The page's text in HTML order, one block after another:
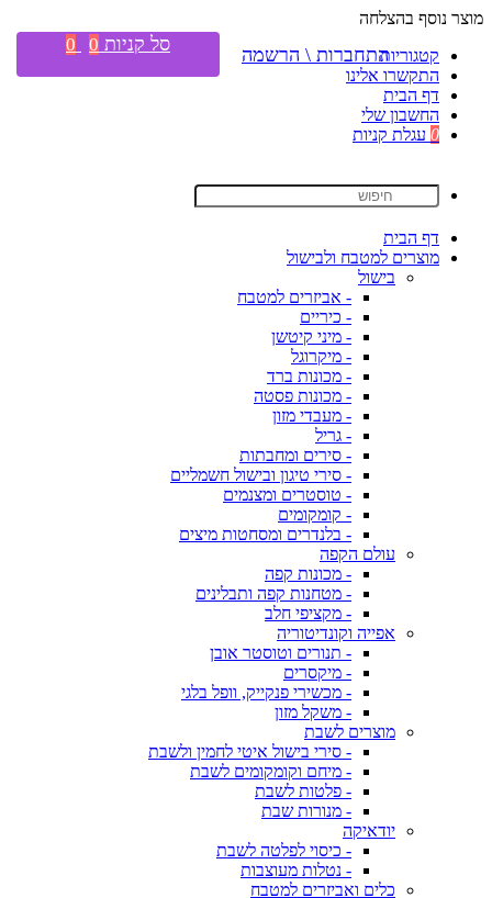
מוצר נוסף בהצלחה
קטגוריות
התקשרו אלינו
דף הבית
החשבון שלי
0 עגלת קניות
דף הבית
מוצרים למטבח ולבישול
בישול
- אביזרים למטבח
- כיריים
- מיני קיטשן
- מיקרוגל
- מכונות ברד
- מכונות פסטה
- מעבדי מזון
- גריל
- סירים ומחבתות
- סירי טיגון ובישול חשמליים
- טוסטרים ומצנמים
- קומקומים
- בלנדרים ומסחטות מיצים
עולם הקפה
- מכונות קפה
- מטחנות קפה ותבלינים
- מקציפי חלב
אפייה וקונדיטוריה
- תנורים וטוסטר אובן
- מיקסרים
- מכשירי פנקייק, וופל בלגי
- משקל מזון
מוצרים לשבת
- סירי בישול איטי לחמין ולשבת
- מיחם וקומקומים לשבת
- פלטות לשבת
- מנורות שבת
יודאיקה
- כיסוי לפלטה לשבת
- נטלות מעוצבות
כלים ואביזרים למטבח
התחברות \ הרשמה סל קניות 0
0